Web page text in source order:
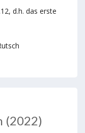
d.h. das erste
(2022)